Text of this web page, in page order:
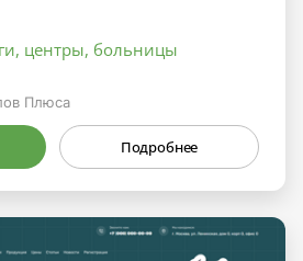
центры, больницы
Плюса
Подробнее